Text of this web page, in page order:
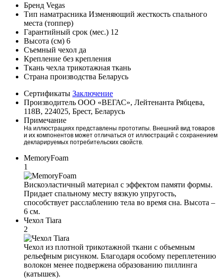
Бренд Vegas
Тип наматрасника Изменяющий жесткость спального
места (топпер)
Гарантийный срок (мес.) 12
Высота (см) 6
Съемный чехол да
Крепление без крепления
Ткань чехла трикотажная ткань
Страна производства Беларусь
Сертификаты Заключение
Производитель ООО «ВЕГАС», Лейтенанта Рябцева,
118В, 224025, Брест, Беларусь
Примечание
На иллюстрациях представлены прототипы. Внешний вид товаров
и их компонентов может отличаться от иллюстраций с сохранением
декларируемых потребительских свойств.
MemoryFoam
1
Вискоэластичный материал с эффектом памяти формы.
Придает спальному месту вязкую упругость,
способствует расслаблению тела во время сна. Высота –
6 см.
Чехол Tiara
2
Чехол из плотной трикотажной ткани с объемным
рельефным рисунком. Благодаря особому переплетению
волокон менее подвержена образованию пиллинга
(катышек).